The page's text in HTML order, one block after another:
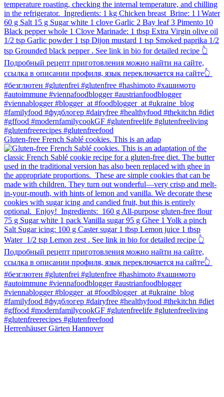
Gluten-free French Sablé cookies.⁠ This is an adap
Herrenhäuser Gärten Hannover